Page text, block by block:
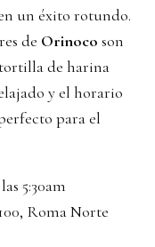
un éxito rotundo.
de Orinoco son
de harina
y el horario
para el
5:30am
Roma Norte